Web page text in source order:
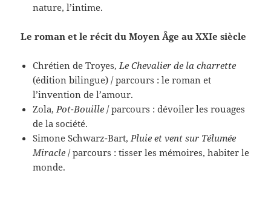
nature, l’intime.
Le roman et le récit du Moyen Âge au XXIe siècle
Chrétien de Troyes,Le Chevalier de la charrette
(édition bilingue) / parcours : le roman et
l’invention de l’amour.
Zola,Pot-Bouille / parcours : dévoiler les rouages
de la société.
Simone Schwarz-Bart, Pluie et vent sur Télumée
Miracle/ parcours : tisser les mémoires, habiter le
monde.